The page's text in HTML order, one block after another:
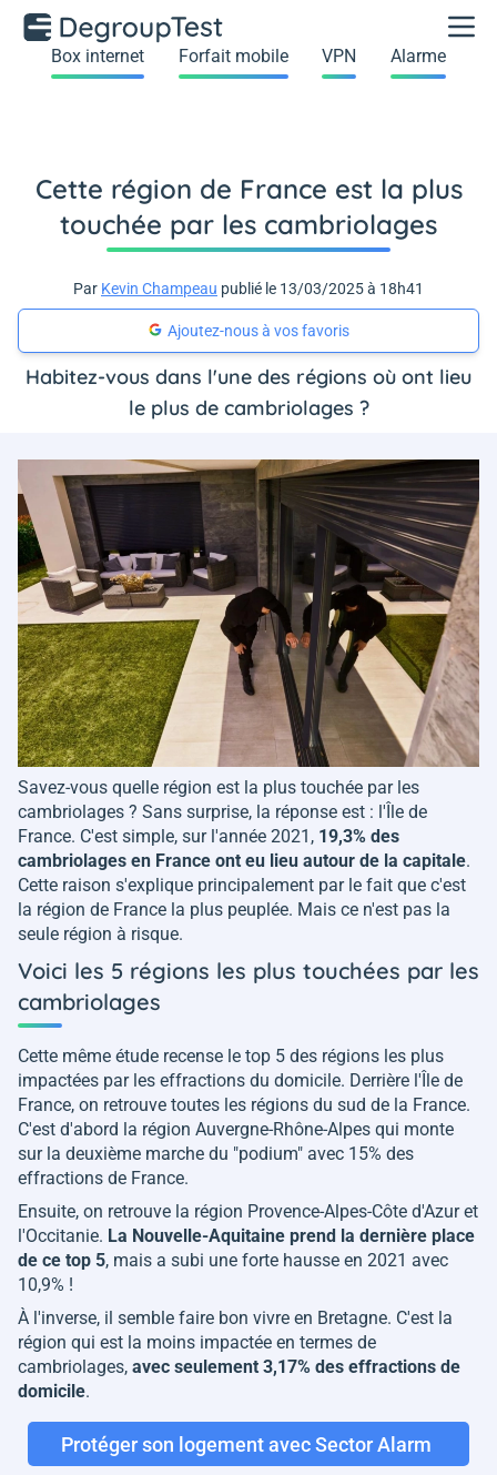
Box internet Forfait mobile VPN Alarme
Cette région de France est la plus
touchée par les cambriolages
Par Kevin Champeau publié le 13/03/2025 à 18h41
Ajoutez-nous à vos favoris
Habitez-vous dans l'une des régions où ont lieu
le plus de cambriolages ?
Savez-vous quelle région est la plus touchée par les
cambriolages ? Sans surprise, la réponse est : l'Île de
France. C'est simple, sur l'année 2021, 19,3% des
cambriolages en France ont eu lieu autour de la capitale.
Cette raison s'explique principalement par le fait que c'est
la région de France la plus peuplée. Mais ce n'est pas la
seule région à risque.
Voici les 5 régions les plus touchées par les
cambriolages
Cette même étude recense le top 5 des régions les plus
impactées par les effractions du domicile. Derrière l'Île de
France, on retrouve toutes les régions du sud de la France.
C'est d'abord la région Auvergne-Rhône-Alpes qui monte
sur la deuxième marche du "podium" avec 15% des
effractions de France.
Ensuite, on retrouve la région Provence-Alpes-Côte d'Azur et
l'Occitanie. La Nouvelle-Aquitaine prend la dernière place
de ce top 5, mais a subi une forte hausse en 2021 avec
10,9% !
À l'inverse, il semble faire bon vivre en Bretagne. C'est la
région qui est la moins impactée en termes de
cambriolages, avec seulement 3,17% des effractions de
domicile.
Protéger son logement avec Sector Alarm